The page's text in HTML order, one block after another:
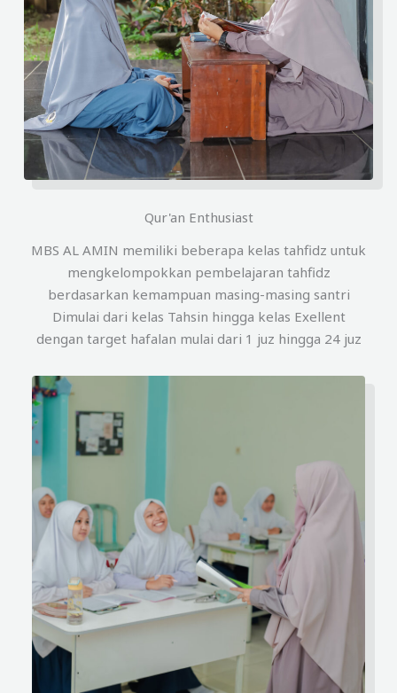
Qur'an Enthusiast
MBS AL AMIN memiliki beberapa kelas tahfidz untuk
mengkelompokkan pembelajaran tahfidz
berdasarkan kemampuan masing-masing santri
Dimulai dari kelas Tahsin hingga kelas Exellent
dengan target hafalan mulai dari 1 juz hingga 24 juz